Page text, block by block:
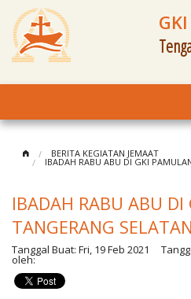
Klasis dan Jemaat
Berita Kegiatan
Fasilitas
BERITA KEGIATAN JEMAAT
IBADAH RABU ABU DI GKI
IBADAH RABU ABU
TANGERANG SELATAN
Tanggal Buat: Fri, 19 Feb 2021
oleh: